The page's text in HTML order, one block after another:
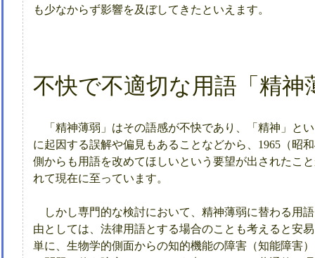
も少なからず影響を及ぼしてきたといえます。
不快で不適切な用語「精神
「精神薄弱」はその語感が不快であり、「精神」と
に起因する誤解や偏見もあることなどから、1965（昭
側からも用語を改めてほしいという要望が出されたこ
れて現在に至っています。
しかし専門的な検討において、精神薄弱に替わる用
由としては、法律用語とする場合のことも考えると安
単に、生物学的側面からの知的機能の障害（知能障害